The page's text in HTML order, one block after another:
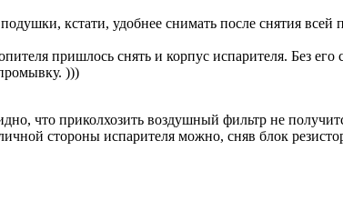
кстати, удобнее снимать после снятия
пришлось снять и корпус испарителя. Без
)))
что приколхозить воздушный фильтр не
стороны испарителя можно, сняв блок